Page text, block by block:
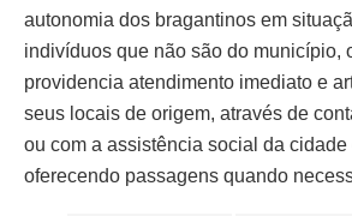
autonomia dos bragantinos em
indivíduos que não são do município,
providencia atendimento imediato e
seus locais de origem, através de
ou com a assistência social da cidade
oferecendo passagens quando